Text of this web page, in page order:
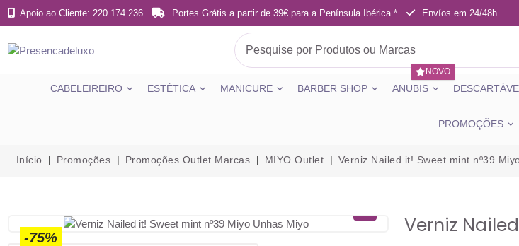
Apoio ao Cliente: 220 174 236 Portes Grátis a partir de 39€ para a Península Ibérica * Envíos em 24/48h
CABELEIREIRO ESTÉTICA MANICURE BARBER SHOP ANUBIS
NOVO
PROMOÇÕES
Início Promoções Promoções Outlet Marcas MIYO Outlet Verniz Nailed it! Sweet mint nº39
-75% Verniz